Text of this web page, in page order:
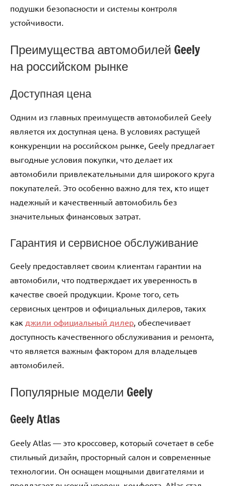
подушки безопасности и системы контроля
устойчивости.
Преимущества автомобилей Geely
на российском рынке
Доступная цена
Одним из главных преимуществ автомобилей Geely
является их доступная цена. В условиях растущей
конкуренции на российском рынке, Geely предлагает
выгодные условия покупки, что делает их
автомобили привлекательными для широкого круга
покупателей. Это особенно важно для тех, кто ищет
надежный и качественный автомобиль без
значительных финансовых затрат.
Гарантия и сервисное обслуживание
Geely предоставляет своим клиентам гарантии на
автомобили, что подтверждает их уверенность в
качестве своей продукции. Кроме того, сеть
сервисных центров и официальных дилеров, таких
как джили официальный дилер, обеспечивает
доступность качественного обслуживания и ремонта,
что является важным фактором для владельцев
автомобилей.
Популярные модели Geely
Geely Atlas
Geely Atlas — это кроссовер, который сочетает в себе
стильный дизайн, просторный салон и современные
технологии. Он оснащен мощными двигателями и